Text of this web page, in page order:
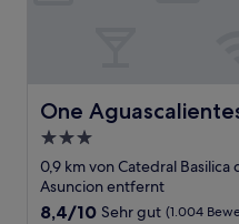
One
One Aguascalientes
3.0-
Sterne-
Unterkunft
0,9 km von Catedral Basilica
Asuncion entfernt
8.4
8,4/10 Sehr gut (1.004